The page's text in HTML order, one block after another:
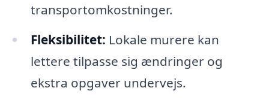
transportomkostninger.
Fleksibilitet: Lokale murere kan
lettere tilpasse sig ændringer og
ekstra opgaver undervejs.